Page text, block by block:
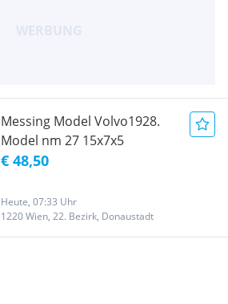
Messing Model Volvo1928.
Model nm 27 15x7x5
€ 48,50
Heute, 07:33 Uhr
1220 Wien, 22. Bezirk, Donaustadt